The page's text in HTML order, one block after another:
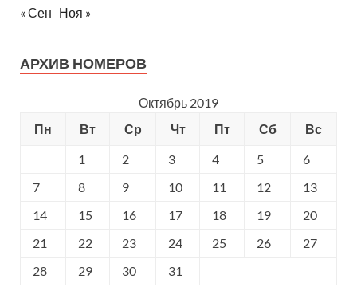
« Сен Ноя »
АРХИВ НОМЕРОВ
Октябрь 2019
Пн
Вт Ср Чт Пт Сб
Вс
1
2 3 4 5
6
7
8 9 10 11 12
13
14
15 16 17 18 19
20
21
22 23 24 25 26
27
28
29 30 31